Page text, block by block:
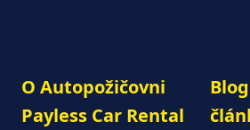
O Autopožičovni
Payless Car Rental